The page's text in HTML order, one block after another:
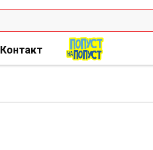
Контакт